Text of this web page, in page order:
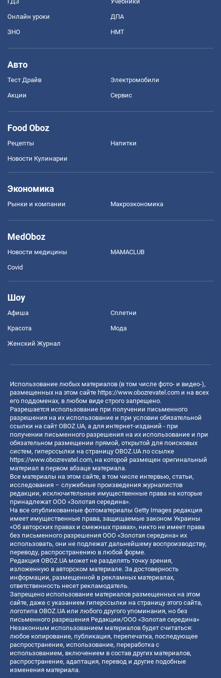
Онлайн уроки ДПА
ЗНО НМТ
Авто
Тест Драйв Электромобили
Акции Сервис
Food Oboz
Рецепты Напитки
Новости Кулинарии
Экономика
Рынки и компании Mакроэкономика
MedOboz
Новости медицины MAMACLUB
Covid
Шоу
Афиша Сплетни
Красота Мода
Женский Журнал
Использование любых материалов (в том числе фото- и видео-),
размещенных на этом сайте https://www.obozrevatel.com и на всех
его поддоменах, в любом виде строго запрещено.
Разрешается использование при получении письменного
разрешения на их использование и при условии обязательной
ссылки на сайт OBOZ.UA, а для интернет-изданий - при
получении письменного разрешения на их использование и при
обязательном размещении прямой, открытой для поисковых
систем, гиперссылки на страницу OBOZ.UA по ссылке
https://www.obozrevatel.com, на которой размещен оригинальный
материал в первом абзаце материала.
Все материалы на этом сайте, в том числе интервью, статьи,
исследования – служебные произведения журналистов
редакции, исключительные имущественные права на которые
принадлежат ООО «Золотая середина».
На все опубликованные фотоматериалы Getty Images редакция
имеет имущественные права, защищаемые законом Украины
«Об авторских правах и смежных правах», никто не имеет права
без письменного разрешения ООО «Золотая середина» их
использовать, они не подлежат дальнейшему воспроизводству,
переводу, распространению в любой форме.
Редакция OBOZ.UA может не разделять точку зрения,
изложенную в авторском материале. За достоверность
информации, размещенной в рекламных материалах,
ответственность несет рекламодатель.
Запрещено использование материалов размещенных на этом
сайте, даже с указанием гиперссылки на страницу этого сайта,
логотипа OBOZ.UA или любого другого упоминания, но без
письменного разрешения Редакции/ООО «Золотая середина»
Незаконным использованием материалов будет считаться:
любое копирование, публикация, перепечатка, последующее
распространение, использование, переработка с
использованием, включением в состав других материалов,
распространение, адаптация, перевод и другие подобные
изменения материала.